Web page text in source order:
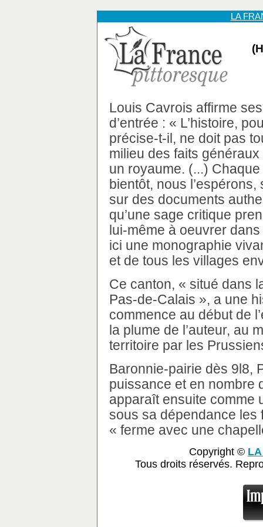
LA
Louis Cavrois affirme
d’entrée : « L’histoire,
précise-t-il, ne doit pas
milieu des faits
un royaume. (...)
bientôt, nous
sur des documents
qu’une sage critique
lui-même à oeuvrer
ici une monographie
et de tous les villages
Ce canton, « situé dans
Pas-de-Calais », a une
commence au début de
la plume de l’auteur, au
territoire par les
Baronnie-pairie dès 9l8,
puissance et en nombre
apparaît ensuite comme
sous sa dépendance les
« ferme avec une
Copyright ©
Tous droits réservés.